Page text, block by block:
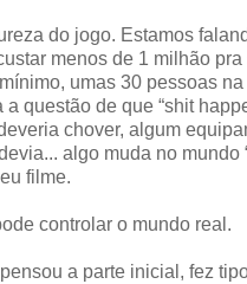
do jogo. Estamos
menos de 1 milhão pra
umas 30 pessoas
questão de que “shit
chover, algum
algo muda no mundo
filme.
controlar o mundo real.
a parte inicial, fez